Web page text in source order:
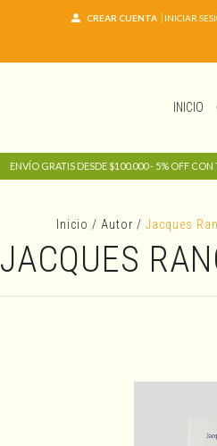
CREAR CUENTA INICIAR
INICIO
ENVÍO GRATIS DESDE $100.000 - 5% OFF CON
Inicio / Autor / Jacques
JACQUES